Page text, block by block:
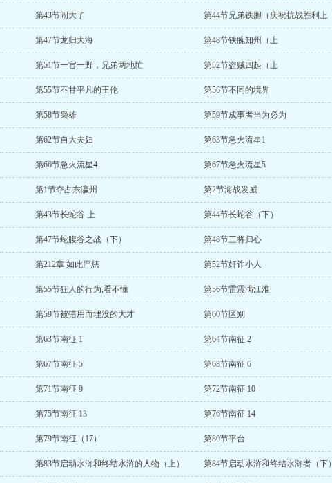
第43节闹大了 第44节兄弟铁胆（庆祝抗战胜利上
第47节龙归大海 第48节铁腕知州（上
第51节一官一野，兄弟两地忙 第52节盗贼四起（上
第55节不甘平凡的王伦 第56节不同的境界
第58节枭雄 第59节成事者当为必为
第62节自大夫妇 第63节急火流星1
第66节急火流星4 第67节急火流星5
第1节夺占东瀛州 第2节海战发威
第43节长蛇谷 上 第44节长蛇谷（下）
第47节蛇腹谷之战（下） 第48节三将归心
第212章 如此严惩 第52节奸诈小人
第55节狂人的行为,看不懂 第56节雷震满江淮
第59节被错用而埋没的大才 第60节区别
第63节南征 1 第64节南征 2
第67节南征 5 第68节南征 6
第71节南征 9 第72节南征 10
第75节南征 13 第76节南征 14
第79节南征（17） 第80节平台
第83节启动水浒和终结水浒的人物（上） 第84节启动水浒和终结水浒者（下）